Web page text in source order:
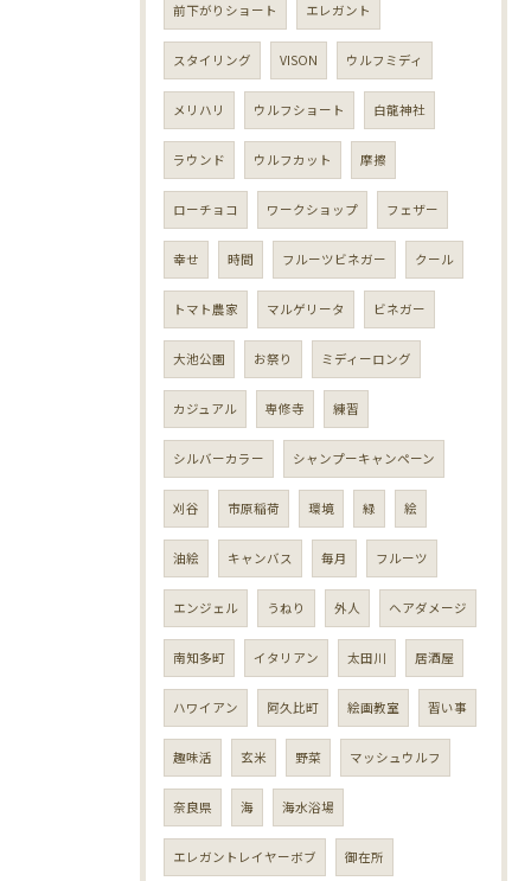
前下がりショート エレガント
スタイリング VISON ウルフミディ
メリハリ ウルフショート 白龍神社
ラウンド ウルフカット 摩擦
ローチョコ ワークショップ フェザー
幸せ 時間 フルーツビネガー クール
トマト農家 マルゲリータ ビネガー
大池公園 お祭り ミディーロング
カジュアル 専修寺 練習
シルバーカラー シャンプーキャンペーン
刈谷 市原稲荷 環境 緑 絵
油絵 キャンバス 毎月 フルーツ
エンジェル うねり 外人 ヘアダメージ
南知多町 イタリアン 太田川 居酒屋
ハワイアン 阿久比町 絵画教室 習い事
趣味活 玄米 野菜 マッシュウルフ
奈良県 海 海水浴場
エレガントレイヤーボブ 御在所